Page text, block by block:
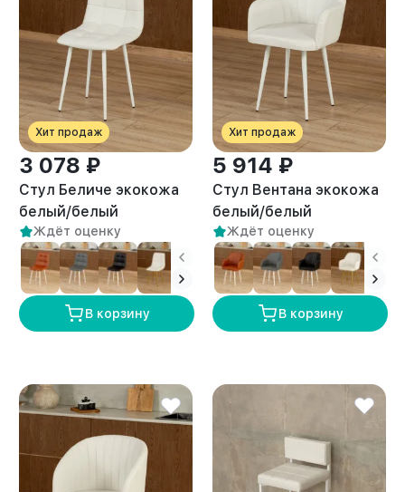
Хит продаж
3 078 ₽
Стул Беличе экокожа
белый/белый
Ждёт оценку
В корзину
Хит продаж
5 914 ₽
Стул Вентана экокожа
белый/белый
Ждёт оценку
В корзину